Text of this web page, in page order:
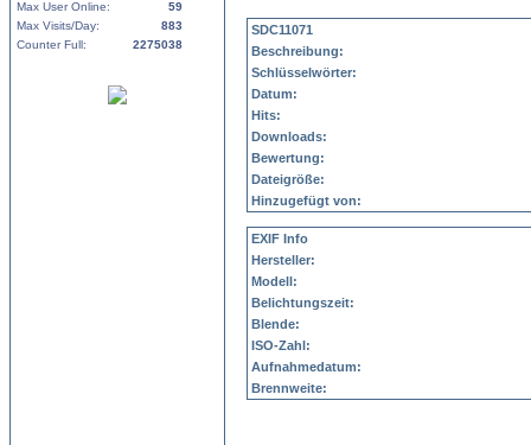
Max User Online:
59
Max Visits/Day:
883
Counter Full:
2275038
SDC11071
Beschreibung:
Schlüsselwörter:
Datum:
Hits:
Downloads:
Bewertung:
Dateigröße:
Hinzugefügt von:
EXIF Info
Hersteller:
Modell:
Belichtungszeit:
Blende:
ISO-Zahl:
Aufnahmedatum:
Brennweite: